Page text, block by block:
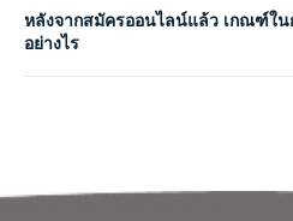
เข้าสู่ระบบ
สมัครสมาชิก
TH
หลังจากสมัครออนไลน์แล้ว เกณฑ์ใ
อย่างไร